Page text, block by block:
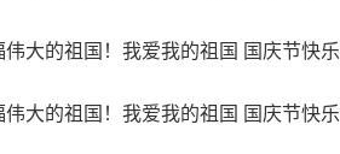
大的祖国！我爱我的祖国 国庆节快乐
大的祖国！我爱我的祖国 国庆节快乐